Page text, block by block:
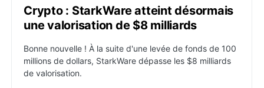
Crypto : StarkWare atteint désormais
une valorisation de $8 milliards
Bonne nouvelle ! À la suite d'une levée de fonds de 100
millions de dollars, StarkWare dépasse les $8 milliards
de valorisation.